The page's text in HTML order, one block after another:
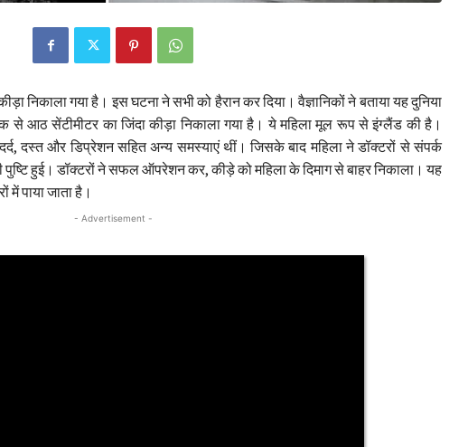
निकाला गया है। इस घटना ने सभी को हैरान कर दिया। वैज्ञानिकों ने बताया यह दुनिया
से आठ सेंटीमीटर का जिंदा कीड़ा निकाला गया है। ये महिला मूल रूप से इंग्लैंड की है।
दस्त और डिप्रेशन सहित अन्य समस्याएं थीं। जिसके बाद महिला ने डॉक्टरों से संपर्क
हुई। डॉक्टरों ने सफल ऑपरेशन कर, कीड़े को महिला के दिमाग से बाहर निकाला। यह
में पाया जाता है।
- Advertisement -